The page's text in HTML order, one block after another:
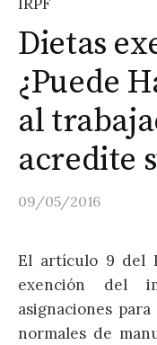
Dietas
¿Puede
al
acredite
09/05/2016
El artículo 9 del
exención del
asignaciones
normales de